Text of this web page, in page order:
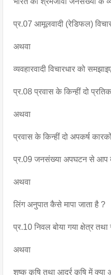
प्र.07 आमूलवादी (रेडिफल)
अथवा
व्यवहारवादी विचारधार को
प्र.08 प्रवास के किन्हीं दो
अथवा
प्रवास के किन्हीं दो अपकर्ष
प्र.09 जनसंख्या अपघटन से आप
अथवा
लिंग अनुपात कैसे मापा जाता है ?
प्र.10 निवल बोया गया क्षेत्र
अथवा
शुष्क कृषि तथा आर्द्र कृषि में क्या